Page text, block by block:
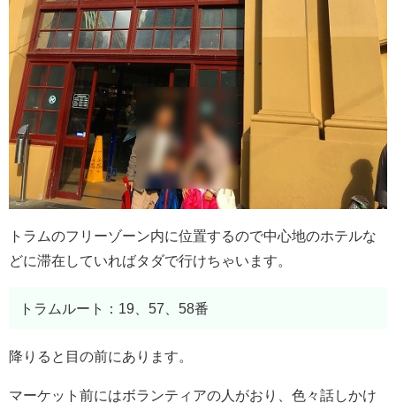
トラムのフリーゾーン内に位置するので中心地のホテルな
どに滞在していればタダで行けちゃいます。
トラムルート：19、57、58番
降りると目の前にあります。
マーケット前にはボランティアの人がおり、色々話しかけ